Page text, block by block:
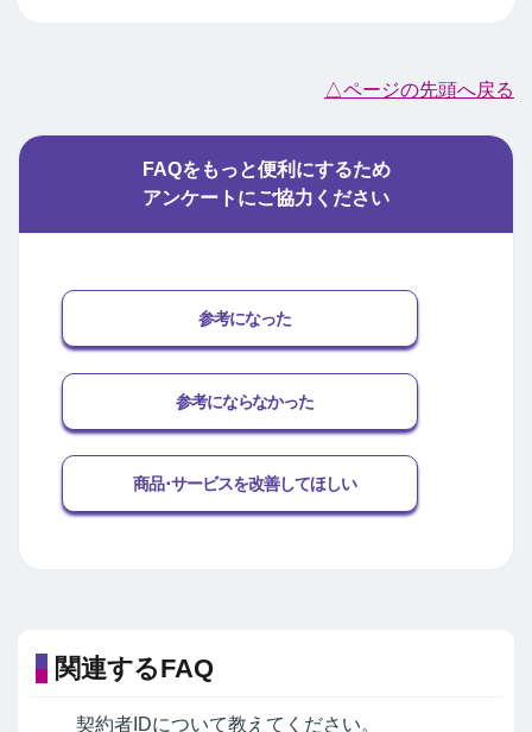
△ページの先頭へ戻る
FAQをもっと便利にするため
アンケートにご協力ください
参考になった
参考にならなかった
商品･サービスを改善してほしい
関連するFAQ
契約者IDについて教えてください。